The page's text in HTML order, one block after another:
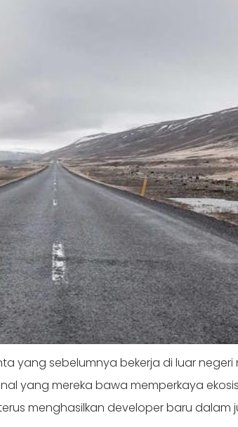
yang sebelumnya bekerja di luar
yang mereka bawa memperkaya
menghasilkan developer baru dalam